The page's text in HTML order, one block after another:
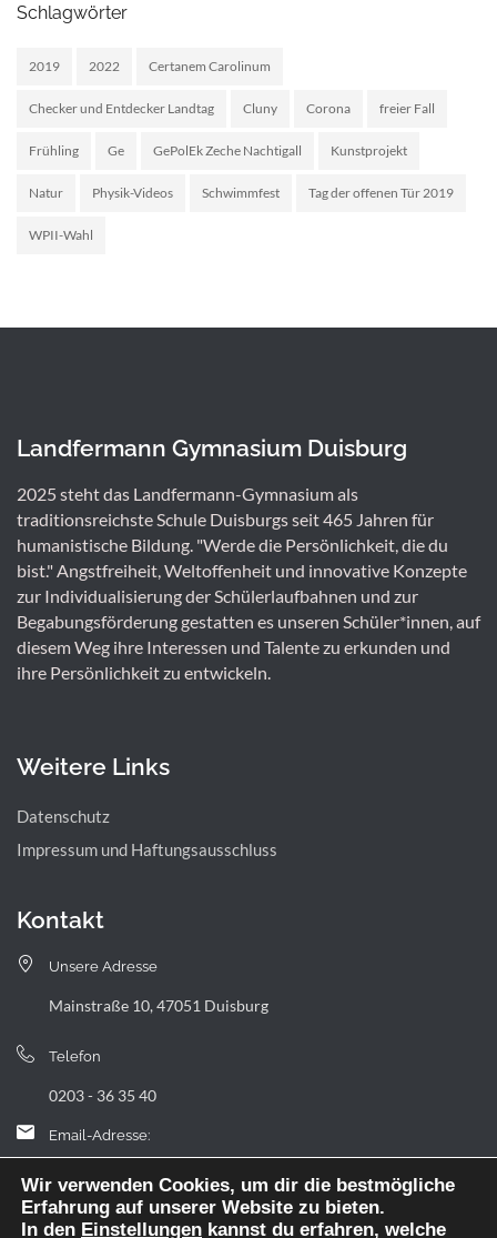
Schlagwörter
2019 2022 Certanem Carolinum
Checker und Entdecker Landtag Cluny Corona freier Fall
Frühling Ge GePolEk Zeche Nachtigall Kunstprojekt
Natur Physik-Videos Schwimmfest Tag der offenen Tür 2019
WPII-Wahl
Landfermann Gymnasium Duisburg
2025 steht das Landfermann-Gymnasium als
traditionsreichste Schule Duisburgs seit 465 Jahren für
humanistische Bildung. "Werde die Persönlichkeit, die du
bist." Angstfreiheit, Weltoffenheit und innovative Konzepte
zur Individualisierung der Schülerlaufbahnen und zur
Begabungsförderung gestatten es unseren Schüler*innen, auf
diesem Weg ihre Interessen und Talente zu erkunden und
ihre Persönlichkeit zu entwickeln.
Weitere Links
Datenschutz
Impressum und Haftungsausschluss
Kontakt
Unsere Adresse
Mainstraße 10, 47051 Duisburg
Telefon
0203 - 36 35 40
Email-Adresse:
landfermann.gymnasium[at]stadt-duisburg.de
Wir verwenden Cookies, um dir die bestmögliche
Erfahrung auf unserer Website zu bieten.
In den Einstellungen kannst du erfahren, welche